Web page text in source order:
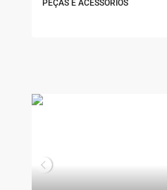
PEÇAS E ACESSÓRIOS